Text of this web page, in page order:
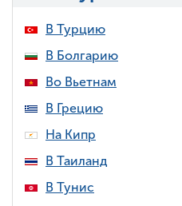
В Турцию
В Болгарию
Во Вьетнам
В Грецию
На Кипр
В Таиланд
В Тунис